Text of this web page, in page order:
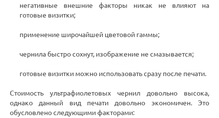
негативные внешние факторы никак не влияют на
готовые визитки;
применение широчайшей цветовой гаммы;
чернила быстро сохнут, изображение не смазывается;
готовые визитки можно использовать сразу после печати.
Стоимость ультрафиолетовых чернил довольно высока,
однако данный вид печати довольно экономичен. Это
обусловлено следующими факторами: